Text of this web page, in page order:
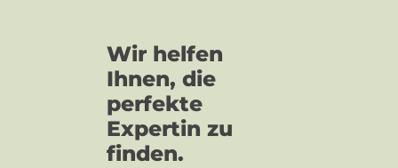
Wir helfen
Ihnen, die
perfekte
Expertin zu
finden.